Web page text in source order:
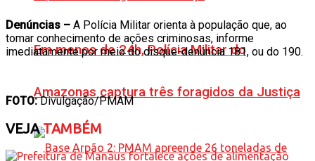
Em menos de 24h, Polícia Militar do
Amazonas captura três foragidos da Justiça
Denúncias – A Polícia Militar orienta à população que, ao
tomar conhecimento de ações criminosas, informe
imediatamente por meio do disque-denúncia 181, ou do 190.
FOTO:Divulgação/PMAM
VEJATAMBÉM